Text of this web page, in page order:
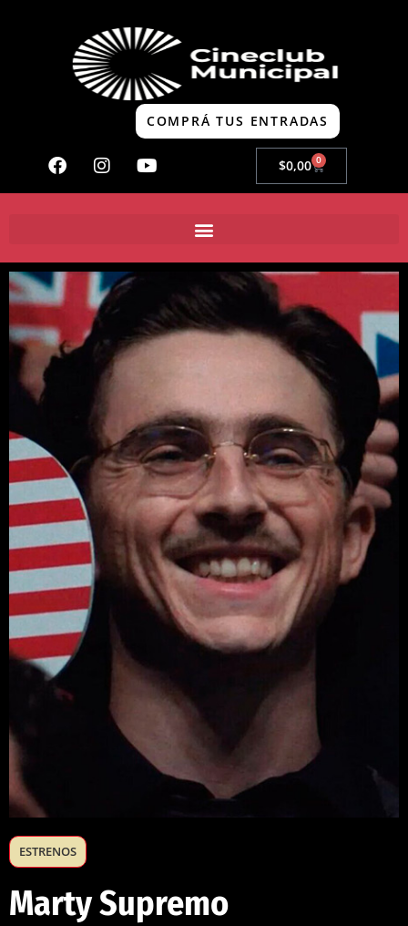
COMPRÁ TUS ENTRADAS
$0,00 0
ESTRENOS
Marty Supremo